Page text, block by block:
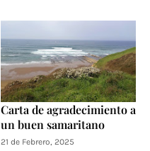
Carta de agradecimiento a
un buen samaritano
21 de Febrero, 2025